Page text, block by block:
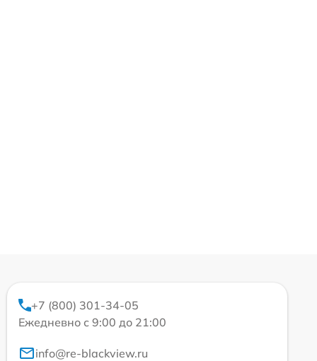
+7 (800) 301-34-05
Ежедневно с 9:00 до 21:00
info@re-blackview.ru